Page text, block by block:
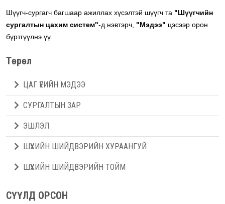
Шүүгч-сургагч багшаар ажиллах хүсэлтэй шүүгч та "Шүүгчийн
сургалтын цахим систем"-д нэвтэрч, "Мэдээ" цэсээр орон
бүртгүүлнэ үү.
Төрөл
ЦАГ ҮЕИЙН МЭДЭЭ
СУРГАЛТЫН ЗАР
ЭШЛЭЛ
ШҮҮХИЙН ШИЙДВЭРИЙН ХУРААНГУЙ
ШҮҮХИЙН ШИЙДВЭРИЙН ТОЙМ
СҮҮЛД ОРСОН